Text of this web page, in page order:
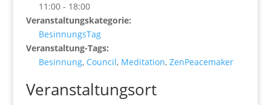
11:00 - 18:00
Veranstaltungskategorie:
BesinnungsTag
Veranstaltung-Tags:
Besinnung, Council, Meditation, ZenPeacemaker
Veranstaltungsort